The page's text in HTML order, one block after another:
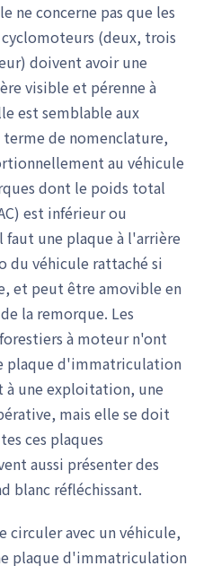
ne concerne pas que les
(deux, trois
doivent avoir une
visible et pérenne à
est semblable aux
de nomenclature,
au véhicule
dont le poids total
est inférieur ou
une plaque à l'arrière
du véhicule rattaché si
et peut être amovible en
la remorque. Les
à moteur n'ont
plaque d'immatriculation
à une exploitation, une
mais elle se doit
ces plaques
aussi présenter des
blanc réfléchissant.
circuler avec un véhicule,
plaque d'immatriculation